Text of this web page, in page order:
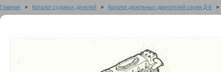
Главная » Каталог судовых дизелей » Каталог дизельных двигателей серии Д-6